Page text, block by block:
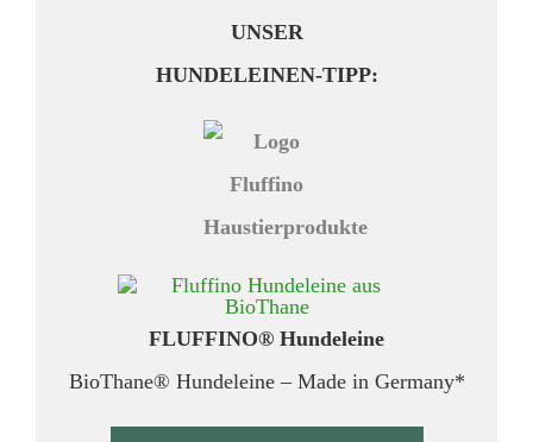
UNSER
HUNDELEINEN-TIPP:
FLUFFINO® Hundeleine
BioThane® Hundeleine – Made in Germany*